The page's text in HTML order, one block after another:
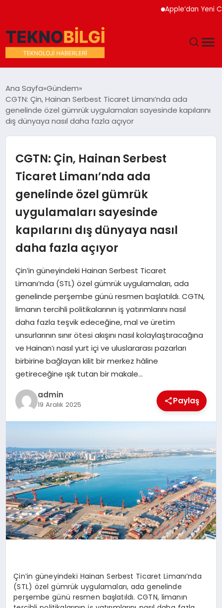
Apple’dan Yeni Cihaz
DÜNYA
EKONOMI
MAGAZIN
SAĞLIK
SIYASET
TEKNOLOJI
YAŞAM
Ana Sayfa Gündem
CGTN: Çin, Hainan Serbest Ticaret Limanı’nda ada
genelinde özel gümrük uygulamaları sayesinde kapılarını
dış dünyaya nasıl daha fazla açıyor
CGTN: Çin, Hainan Serbest
Ticaret Limanı’nda ada
genelinde özel gümrük
uygulamaları sayesinde
kapılarını dış dünyaya nasıl
daha fazla açıyor
Çin’in güneyindeki Hainan Serbest Ticaret
Limanı’nda (STL) özel gümrük uygulamaları, ada
genelinde perşembe günü resmen başlatıldı. CGTN,
limanın tercihli politikalarının iş yatırımlarını nasıl
daha fazla teşvik edeceğine, mal ve üretim
unsurlarının sınır ötesi akışını nasıl kolaylaştıracağına
ve Hainan’ı nasıl yurt içi ve uluslararası pazarları
birbirine bağlayan kilit bir merkez hâline
getireceğine ışık tutan bir makale…
admin
19 Aralık 2025 Paylaş
Çin’in güneyindeki Hainan Serbest Ticaret Limanı’nda
(STL) özel gümrük uygulamaları, ada genelinde
perşembe günü resmen başlatıldı. CGTN, limanın